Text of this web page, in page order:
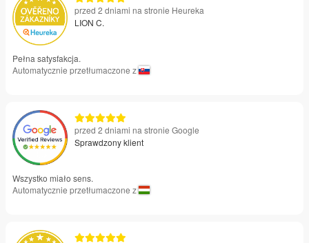
przed 2 dniami na stronie Heureka
LION C.
Pełna satysfakcja.
Automatycznie przetłumaczone z
przed 2 dniami na stronie Google
Sprawdzony klient
Wszystko miało sens.
Automatycznie przetłumaczone z